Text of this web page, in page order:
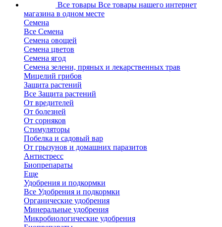
Все товары Все товары нашего интернет
магазина в одном месте
Семена
Все Семена
Семена овощей
Семена цветов
Семена ягод
Семена зелени, пряных и лекарственных трав
Мицелий грибов
Защита растений
Все Защита растений
От вредителей
От болезней
От сорняков
Стимуляторы
Побелка и садовый вар
От грызунов и домашних паразитов
Антистресс
Биопрепараты
Еще
Удобрения и подкормки
Все Удобрения и подкормки
Органические удобрения
Минеральные удобрения
Микробиологические удобрения